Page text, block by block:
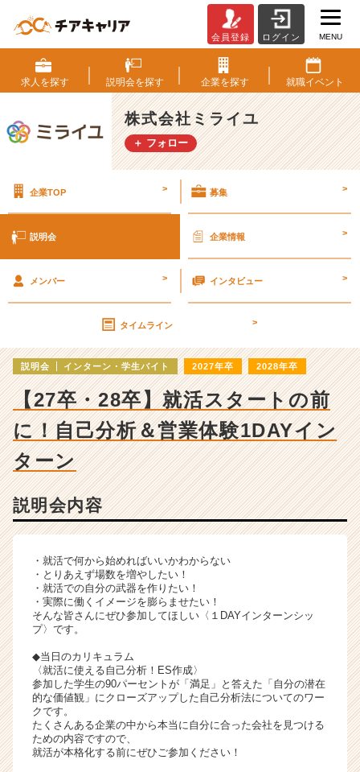
式
会
社
ミ
ラ
イ
明
細
チ
ャ
ー・
長
業
ウ
ト
届
く
就
活
ト
チ
ア
キ
リ
会員登録 ログイン MENU
求人を探す 説明会を探す 企業を探す 就職イベント
株式会社ミライユ
＋ フォロー
企業TOP > 募集 >
説明会 企業情報 >
メンバー > インタビュー >
タイムライン >
説明会 インターン・学生バイト 2027年卒 2028年卒
【27卒・28卒】就活スタートの前
に！自己分析＆営業体験1DAYイン
ターン
説明会内容
・就活で何から始めればいいかわからない
・とりあえず場数を増やしたい！
・就活での自分の武器を作りたい！
・実際に働くイメージを膨らませたい！
そんな皆さんにぜひ参加してほしい〈１DAYインターンシッ
プ〉です。
◆当日のカリキュラム
〈就活に使える自己分析！ES作成〉
参加した学生の90パーセントが「満足」と答えた「自分の潜在
的な価値観」にクローズアップした自己分析法についてのワー
クです。
たくさんある企業の中から本当に自分に合った会社を見つける
ための内容ですので、
就活が本格化する前にぜひご参加ください！